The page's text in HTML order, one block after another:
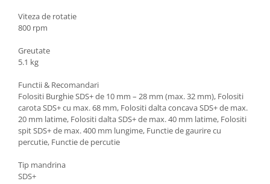
Folie si plase pt plante
Masini batut stalpi
Aragaze, plite, piese butelii de
voiaj
Accesorii aragaze & butelii
Butelii
Pirostrii si accesorii pentru gatit
Viteza de rotatie
800 rpm
Greutate
5.1 kg
Functii & Recomandari
Folositi Burghie SDS+ de 10 mm – 28 mm (max. 32 mm), Folositi
carota SDS+ cu max. 68 mm, Folositi dalta concava SDS+ de max.
20 mm latime, Folositi dalta SDS+ de max. 40 mm latime, Folositi
spit SDS+ de max. 400 mm lungime, Functie de gaurire cu
percutie, Functie de percutie
Tip mandrina
SDS+